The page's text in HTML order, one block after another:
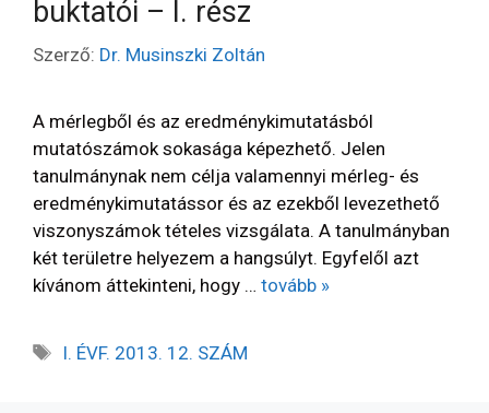
buktatói – I. rész
Szerző: Dr. Musinszki Zoltán
A mérlegből és az eredménykimutatásból
mutatószámok sokasága képezhető. Jelen
tanulmánynak nem célja valamennyi mérleg- és
eredménykimutatássor és az ezekből levezethető
viszonyszámok tételes vizsgálata. A tanulmányban
két területre helyezem a hangsúlyt. Egyfelől azt
kívánom áttekinteni, hogy … tovább »
I. ÉVF. 2013. 12. SZÁM